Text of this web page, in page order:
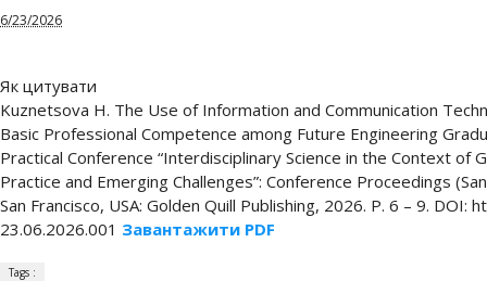
6/23/2026
Як цитувати
Kuznetsova H. The Use of Information and Communication
Basic Professional Competence among Future Engineering
Practical Conference “Interdisciplinary Science in the Context of
Practice and Emerging Challenges”: Conference Proceedings
San Francisco, USA: Golden Quill Publishing, 2026. P. 6 – 9.
23.06.2026.001 Завантажити PDF
Tags :